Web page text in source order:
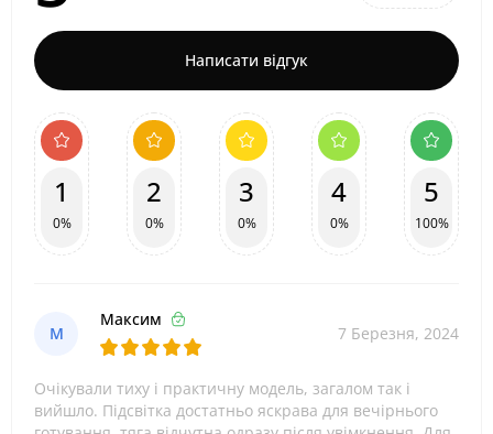
Написати відгук
1
0%
2
0%
3
0%
4
0%
5
100%
М
Максим
7 Березня, 2024
Очікували тиху і практичну модель, загалом так і
вийшло. Підсвітка достатньо яскрава для вечірнього